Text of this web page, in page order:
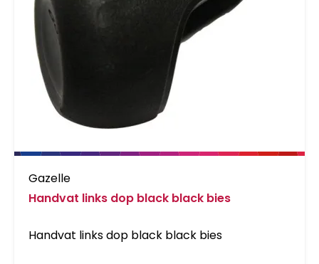
Gazelle
Handvat links dop black black bies
Handvat links dop black black bies